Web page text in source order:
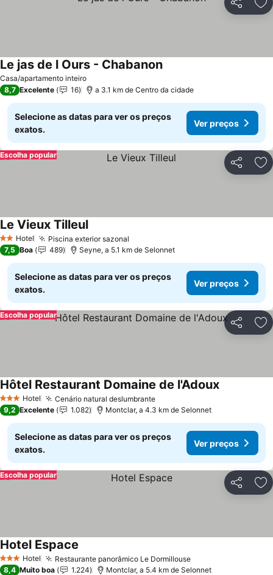
Partilhar
Casa/apartamento inteiro
Le jas de l Ours - ChabanonVer preços
8,7 Excelente 16 a 3.1 km de Centro da cidade
Selecione as datas para ver os preços
exatos.
Ver preços
Partilhar
Escolha popular
2 Estrelas
Hotel Piscina exterior sazonal
Le Vieux TilleulVer preços
7,5 Boa 489 Seyne, a 5.1 km de Selonnet
Selecione as datas para ver os preços
exatos.
Ver preços
Partilhar
Escolha popular
3 EstrelasHotel Cenário natural deslumbranteVer preços
Hôtel Restaurant Domaine de l'AdouxVer preços
9,2 Excelente 1.082 Montclar, a 4.3 km de Selonnet
Selecione as datas para ver os preços
exatos.
Ver preços
Partilhar
Escolha popular
3 EstrelasHotel Restaurante panorâmico Le DormillouseVer preços
Hotel Espace
8,4 Muito boa 1.224 Montclar, a 5.4 km de Selonnet